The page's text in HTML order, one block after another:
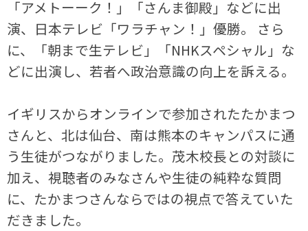
「アメトーーク！」「さんま御殿」などに出
演、日本テレビ「ワラチャン！」優勝。 さら
に、「朝まで生テレビ」「NHKスペシャル」な
どに出演し、若者へ政治意識の向上を訴える。
イギリスからオンラインで参加されたたかまつ
さんと、北は仙台、南は熊本のキャンパスに通
う生徒がつながりました。茂木校長との対談に
加え、視聴者のみなさんや生徒の純粋な質問
に、たかまつさんならではの視点で答えていた
だきました。